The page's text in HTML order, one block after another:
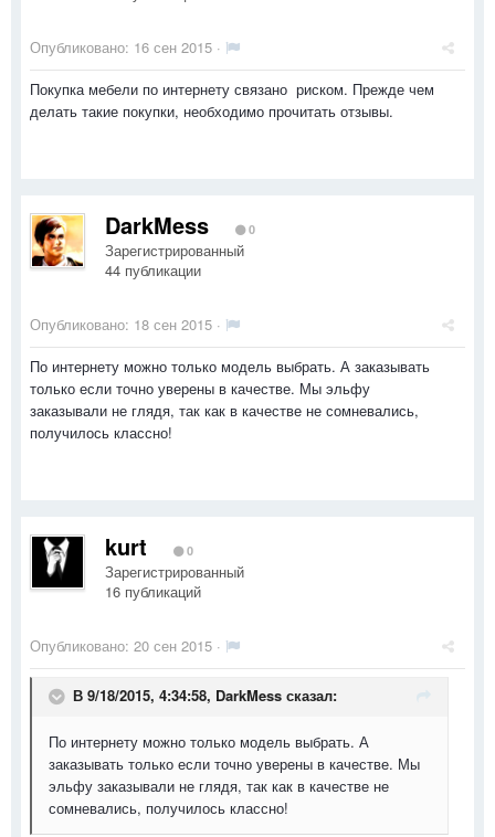
Опубликовано: 16 сен 2015 ·
Покупка мебели по интернету связано риском. Прежде чем
делать такие покупки, необходимо прочитать отзывы.
DarkMess 0
Зарегистрированный
44 публикации
Опубликовано: 18 сен 2015 ·
По интернету можно только модель выбрать. А заказывать
только если точно уверены в качестве. Мы эльфу
заказывали не глядя, так как в качестве не сомневались,
получилось классно!
kurt 0
Зарегистрированный
16 публикаций
Опубликовано: 20 сен 2015 ·
В 9/18/2015, 4:34:58, DarkMess сказал:
По интернету можно только модель выбрать. А
заказывать только если точно уверены в качестве. Мы
эльфу заказывали не глядя, так как в качестве не
сомневались, получилось классно!